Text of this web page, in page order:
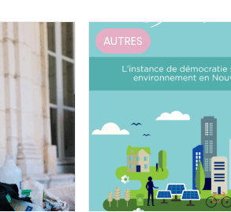
AUTRES